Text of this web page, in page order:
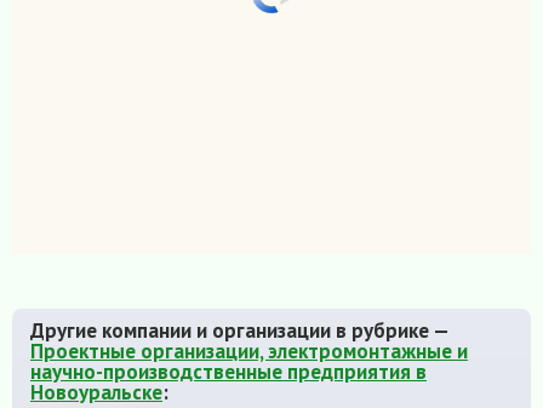
Другие компании и организации в рубрике —
Проектные организации, электромонтажные и
научно-производственные предприятия в
Новоуральске: